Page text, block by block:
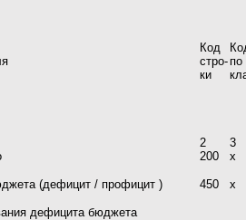
Код
стро-
ки
2
3
200
х
(дефицит / профицит )
450 х
дефицита бюджета